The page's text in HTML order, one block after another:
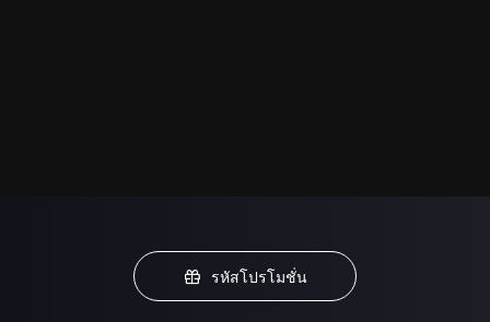
รหัสโปรโมชั่น